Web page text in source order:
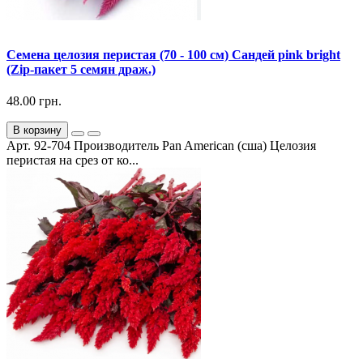
Семена целозия перистая (70 - 100 см) Сандей pink bright
(Zip-пакет 5 семян драж.)
48.00 грн.
В корзину
Арт. 92-704 Производитель Pan American (сша) Целозия
перистая на срез от ко...